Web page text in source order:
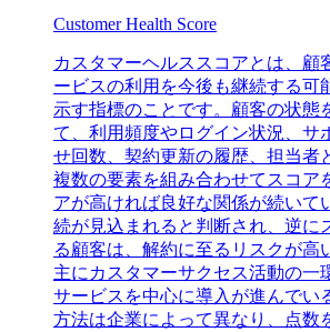
Customer Health Score
カスタマーヘルススコアとは、顧
ービスの利用を今後も継続する可
示す指標のことです。顧客の状態
て、利用頻度やログイン状況、サ
せ回数、契約更新の履歴、担当者
複数の要素を組み合わせてスコア
アが高ければ良好な関係が続いて
続が見込まれると判断され、逆に
る顧客は、解約に至るリスクが高
主にカスタマーサクセス活動の一
サービスを中心に導入が進んでい
方法は企業によって異なり、点数